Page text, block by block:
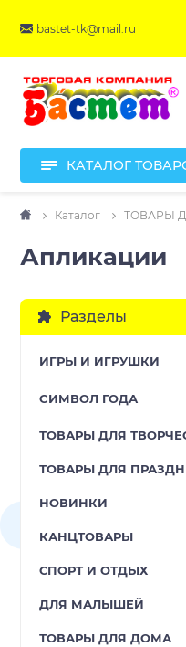
bastet-tk@mail.ru
КАТАЛОГ
Каталог ТОВАРЫ
Апликации
Разделы
ИГРЫ И ИГРУШКИ
CИМВОЛ ГОДА
ТОВАРЫ ДЛЯ
ТОВАРЫ ДЛЯ
НОВИНКИ
КАНЦТОВАРЫ
СПОРТ И ОТДЫХ
ДЛЯ МАЛЫШЕЙ
ТОВАРЫ ДЛЯ ДОМА